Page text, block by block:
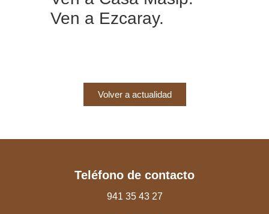
Ven a Ezcaray.
Volver a actualidad
Teléfono de contacto
941 35 43 27